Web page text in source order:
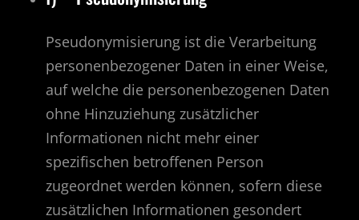
Pseudonymisierung ist die Verarbeitung
personenbezogener Daten in einer Weise,
auf welche die personenbezogenen Daten
ohne Hinzuziehung zusätzlicher
Informationen nicht mehr einer
spezifischen betroffenen Person
zugeordnet werden können, sofern diese
zusätzlichen Informationen gesondert